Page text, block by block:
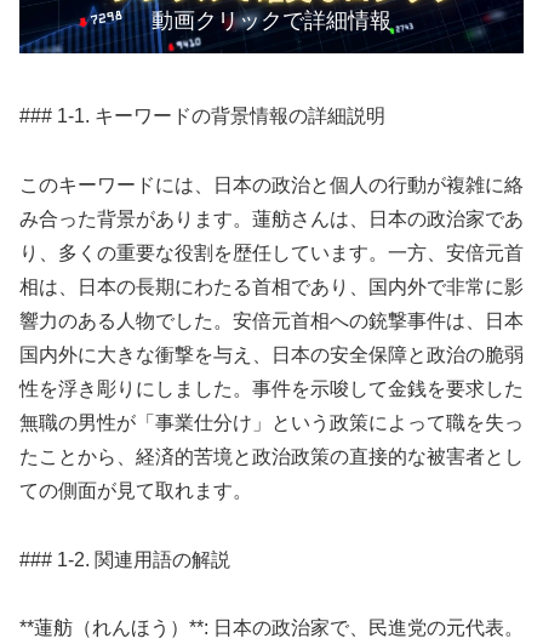
動画クリックで詳細情報
### 1-1. キーワードの背景情報の詳細説明
このキーワードには、日本の政治と個人の行動が複雑に絡
み合った背景があります。蓮舫さんは、日本の政治家であ
り、多くの重要な役割を歴任しています。一方、安倍元首
相は、日本の長期にわたる首相であり、国内外で非常に影
響力のある人物でした。安倍元首相への銃撃事件は、日本
国内外に大きな衝撃を与え、日本の安全保障と政治の脆弱
性を浮き彫りにしました。事件を示唆して金銭を要求した
無職の男性が「事業仕分け」という政策によって職を失っ
たことから、経済的苦境と政治政策の直接的な被害者とし
ての側面が見て取れます。
### 1-2. 関連用語の解説
**蓮舫（れんほう）**: 日本の政治家で、民進党の元代表。